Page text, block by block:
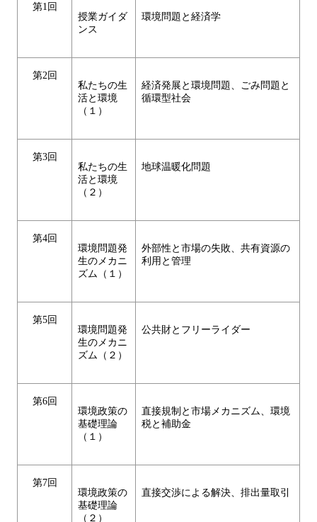
第1回
授業ガイダ
ンス
環境問題と経済学
第2回
私たちの生
活と環境
（１）
経済発展と環境問題、ごみ問題と
循環型社会
第3回
私たちの生
活と環境
（２）
地球温暖化問題
第4回
環境問題発
生のメカニ
ズム（１）
外部性と市場の失敗、共有資源の
利用と管理
第5回
環境問題発
生のメカニ
ズム（２）
公共財とフリーライダー
第6回
環境政策の
基礎理論
（１）
直接規制と市場メカニズム、環境
税と補助金
第7回
環境政策の
基礎理論
（２）
直接交渉による解決、排出量取引